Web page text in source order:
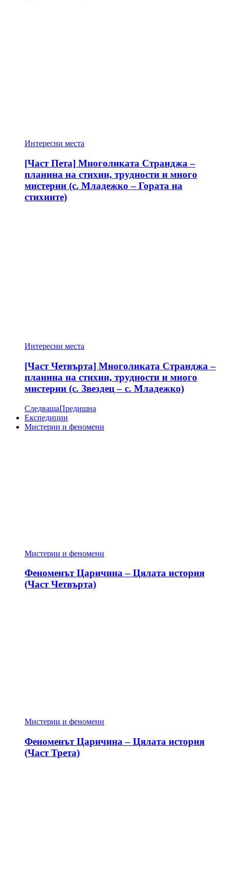
Интересни места
[Част Пета] Многоликата Странджа –
планина на стихии, трудности и много
мистерии (с. Младежко – Гората на
стихиите)
Интересни места
[Част Четвърта] Многоликата Странджа –
планина на стихии, трудности и много
мистерии (с. Звездец – с. Младежко)
СледващаПредишна
Експедиции
Мистерии и феномени
Мистерии и феномени
Феноменът Царичина – Цялата история
(Част Четвърта)
Мистерии и феномени
Феноменът Царичина – Цялата история
(Част Трета)